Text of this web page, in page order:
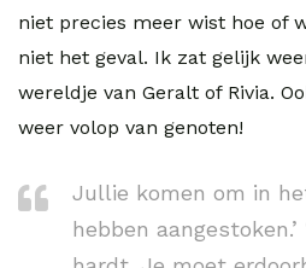
niet precies meer wist hoe of
niet het geval. Ik zat gelijk
wereldje van Geralt of Rivia.
weer volop van genoten!
Jullie komen om in
hebben